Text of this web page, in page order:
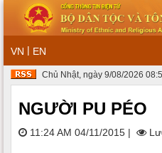
VN | EN
Chủ Nhật, ngày 9/08/2026
NGƯỜI PU PÉO
11:24 AM 04/11/2015 |